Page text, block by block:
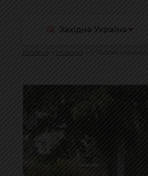
Західна Україна
Головна Новини У Львові